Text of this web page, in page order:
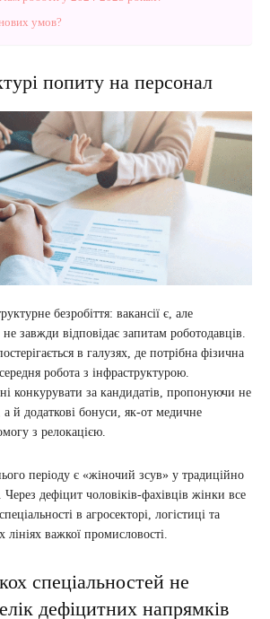
умов?
попиту на персонал
безробіття: вакансії є, але
не завжди відповідає запитам роботодавців.
в галузях, де потрібна фізична
робота з інфраструктурою.
конкурувати за кандидатів, пропонуючи не
й додаткові бонуси, як-от медичне
з релокацією.
періоду є «жіночий зсув» у традиційно
Через дефіцит чоловіків-фахівців жінки все
в агросекторі, логістиці та
важкої промисловості.
спеціальностей не
дефіцитних напрямків